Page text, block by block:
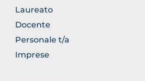
Laureato
Docente
Personale t/a
Imprese